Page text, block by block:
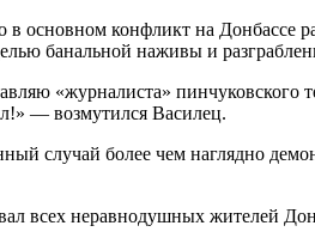
в основном конфликт на Донбассе
банальной наживы и
«журналиста» пинчуковского
— возмутился Василец.
случай более чем наглядно
всех неравнодушных жителей